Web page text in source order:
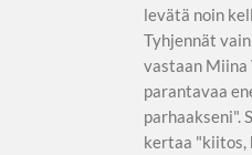
levätä noin
Tyhjennät
vastaan Miina
parantavaa
parhaakseni".
kertaa "kiitos,